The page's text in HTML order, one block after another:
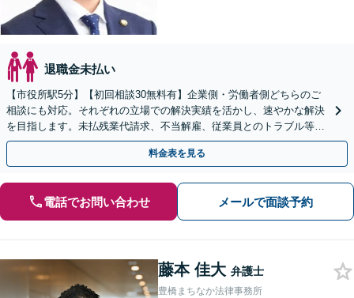
退職金未払い
【市役所駅5分】【初回相談30無料有】企業側・労働者側どちらのご
相談にも対応。それぞれの立場での解決実績を活かし、速やかな解決
を目指します。未払残業代請求、不当解雇、従業員とのトラブル等は
お任せ下さい。顧問弁護士業務にも注力【土日祝対応可】
料金表を見る
電話でお問い合わせ メールで面談予約
藤本 佳大 弁護士
豊橋まちなか法律事務所